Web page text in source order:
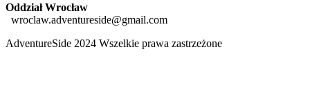
Oddział Wrocław
wroclaw.adventureside@gmail.com
AdventureSide 2024 Wszelkie prawa zastrzeżone